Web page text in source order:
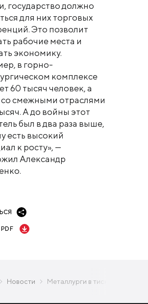
государство должно
для них торговых
Это позволит
рабочие места и
экономику.
в горно-
комплексе
60 тысяч человек, а
со смежными отраслями
А до войны этот
был в два раза выше,
есть высокий
к росту», —
Александр
Новости Металлурги в тисках пошлин